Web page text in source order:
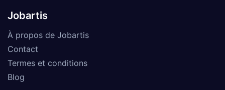
Jobartis
À propos de Jobartis
Contact
Termes et conditions
Blog